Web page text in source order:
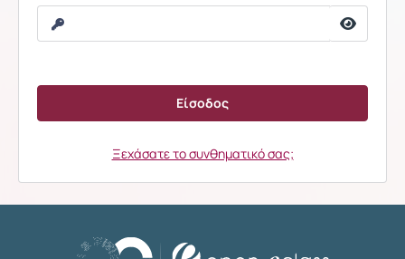
Ξεχάσατε το συνθηματικό σας;